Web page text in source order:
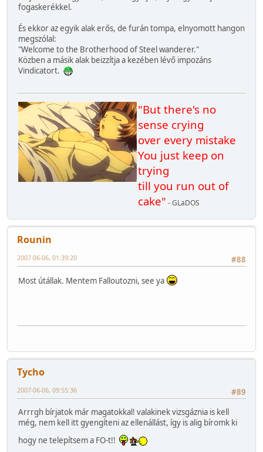
fogaskerékkel.
És ekkor az egyik alak erős, de furán tompa, elnyomott hangon
megszólal:
"Welcome to the Brotherhood of Steel wanderer."
Közben a másik alak beizzítja a kezében lévő impozáns
Vindicatort.
"But there's no
sense crying
over every mistake
You just keep on
trying
till you run out of
cake" - GLaDOS
Rounin
#88
2007-06-06, 01:39:20
Most útállak. Mentem Falloutozni, see ya
Tycho
#89
2007-06-06, 09:55:36
Arrrgh bírjatok már magatokkal! valakinek vizsgáznia is kell
még, nem kell itt gyengíteni az ellenállást, így is alig bíromk ki
hogy ne telepítsem a FO-t!!